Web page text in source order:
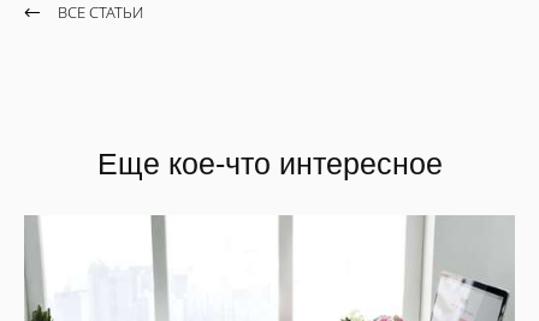
ВСЕ СТАТЬИ
Еще кое-что интересное